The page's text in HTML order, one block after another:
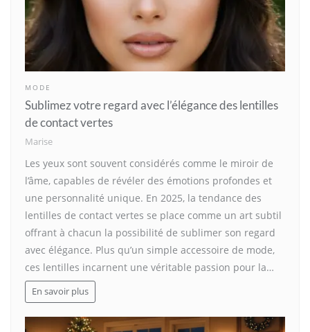
MODE
Sublimez votre regard avec l’élégance des lentilles
de contact vertes
Marise
Les yeux sont souvent considérés comme le miroir de
l’âme, capables de révéler des émotions profondes et
une personnalité unique. En 2025, la tendance des
lentilles de contact vertes se place comme un art subtil
offrant à chacun la possibilité de sublimer son regard
avec élégance. Plus qu’un simple accessoire de mode,
ces lentilles incarnent une véritable passion pour la…
En savoir plus